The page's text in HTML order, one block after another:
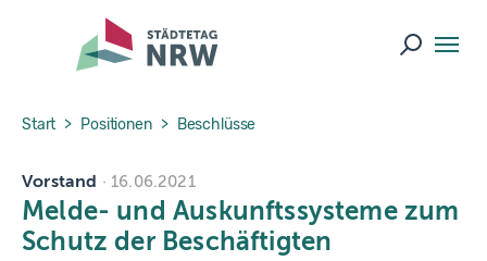
Skip to main navigation
Skip to main content
Skip to page footer
Suche
You are here:
Start Positionen Beschlüsse
Vorstand 16.06.2021
Melde- und Auskunftssysteme zum
Schutz der Beschäftigten